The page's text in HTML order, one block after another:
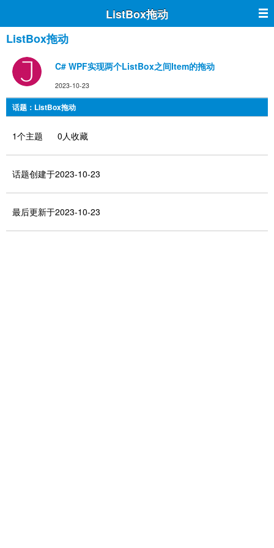
ListBox拖动
ListBox拖动
C# WPF实现两个ListBox之间Item的拖动
2023-10-23
话题：ListBox拖动
1个主题 0人收藏
话题创建于2023-10-23
最后更新于2023-10-23